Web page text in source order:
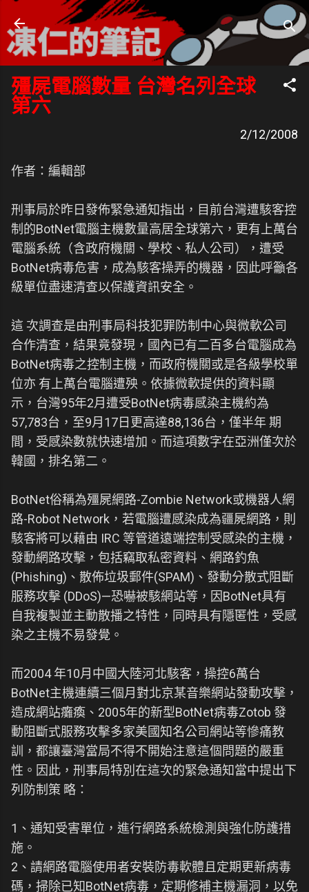
跳到主要內容
凍仁的筆記
- https://note.drx.tw
殭屍電腦數量 台灣名列全球
第六
2/12/2008
作者：編輯部
刑事局於昨日發佈緊急通知指出，目前台灣遭駭客控
制的BotNet電腦主機數量高居全球第六，更有上萬台
電腦系統（含政府機關、學校、私人公司），遭受
BotNet病毒危害，成為駭客操弄的機器，因此呼籲各
級單位盡速清查以保護資訊安全。
這 次調查是由刑事局科技犯罪防制中心與微軟公司
合作清查，結果竟發現，國內已有二百多台電腦成為
BotNet病毒之控制主機，而政府機關或是各級學校單
位亦 有上萬台電腦遭殃。依據微軟提供的資料顯
示，台灣95年2月遭受BotNet病毒感染主機約為
57,783台，至9月17日更高達88,136台，僅半年 期
間，受感染數就快速增加。而這項數字在亞洲僅次於
韓國，排名第二。
BotNet俗稱為殭屍網路-Zombie Network或機器人網
路-Robot Network，若電腦遭感染成為疆屍網路，則
駭客將可以藉由 IRC 等管道遠端控制受感染的主機，
發動網路攻擊，包括竊取私密資料、網路釣魚
(Phishing)、散佈垃圾郵件(SPAM)、發動分散式阻斷
服務攻擊 (DDoS)—恐嚇被駭網站等，因BotNet具有
自我複製並主動散播之特性，同時具有隱匿性，受感
染之主機不易發覺。
而2004 年10月中國大陸河北駭客，操控6萬台
BotNet主機連續三個月對北京某音樂網站發動攻擊，
造成網站癱瘓、2005年的新型BotNet病毒Zotob 發
動阻斷式服務攻擊多家美國知名公司網站等慘痛教
訓，都讓臺灣當局不得不開始注意這個問題的嚴重
性。因此，刑事局特別在這次的緊急通知當中提出下
列防制策 略：
1、通知受害單位，進行網路系統檢測與強化防護措
施。
2、請網路電腦使用者安裝防毒軟體且定期更新病毒
碼，掃除已知BotNet病毒，定期修補主機漏洞，以免